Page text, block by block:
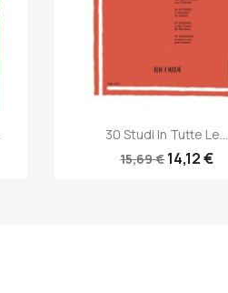
 Anteprima
30 Studi In Tutte Le...
15,69 €14,12 €